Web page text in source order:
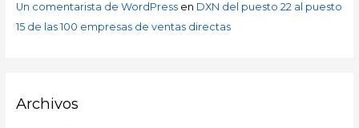
Un comentarista de WordPressen DXN del puesto 22 al puesto
15 de las 100 empresas de ventas directas
Archivos